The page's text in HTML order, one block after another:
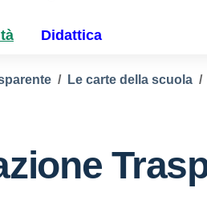
Didattica
Le carte della scuola